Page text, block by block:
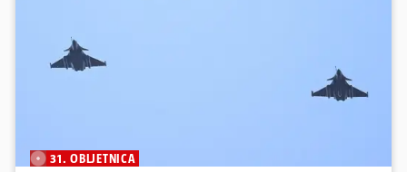
31. OBLJETNICA